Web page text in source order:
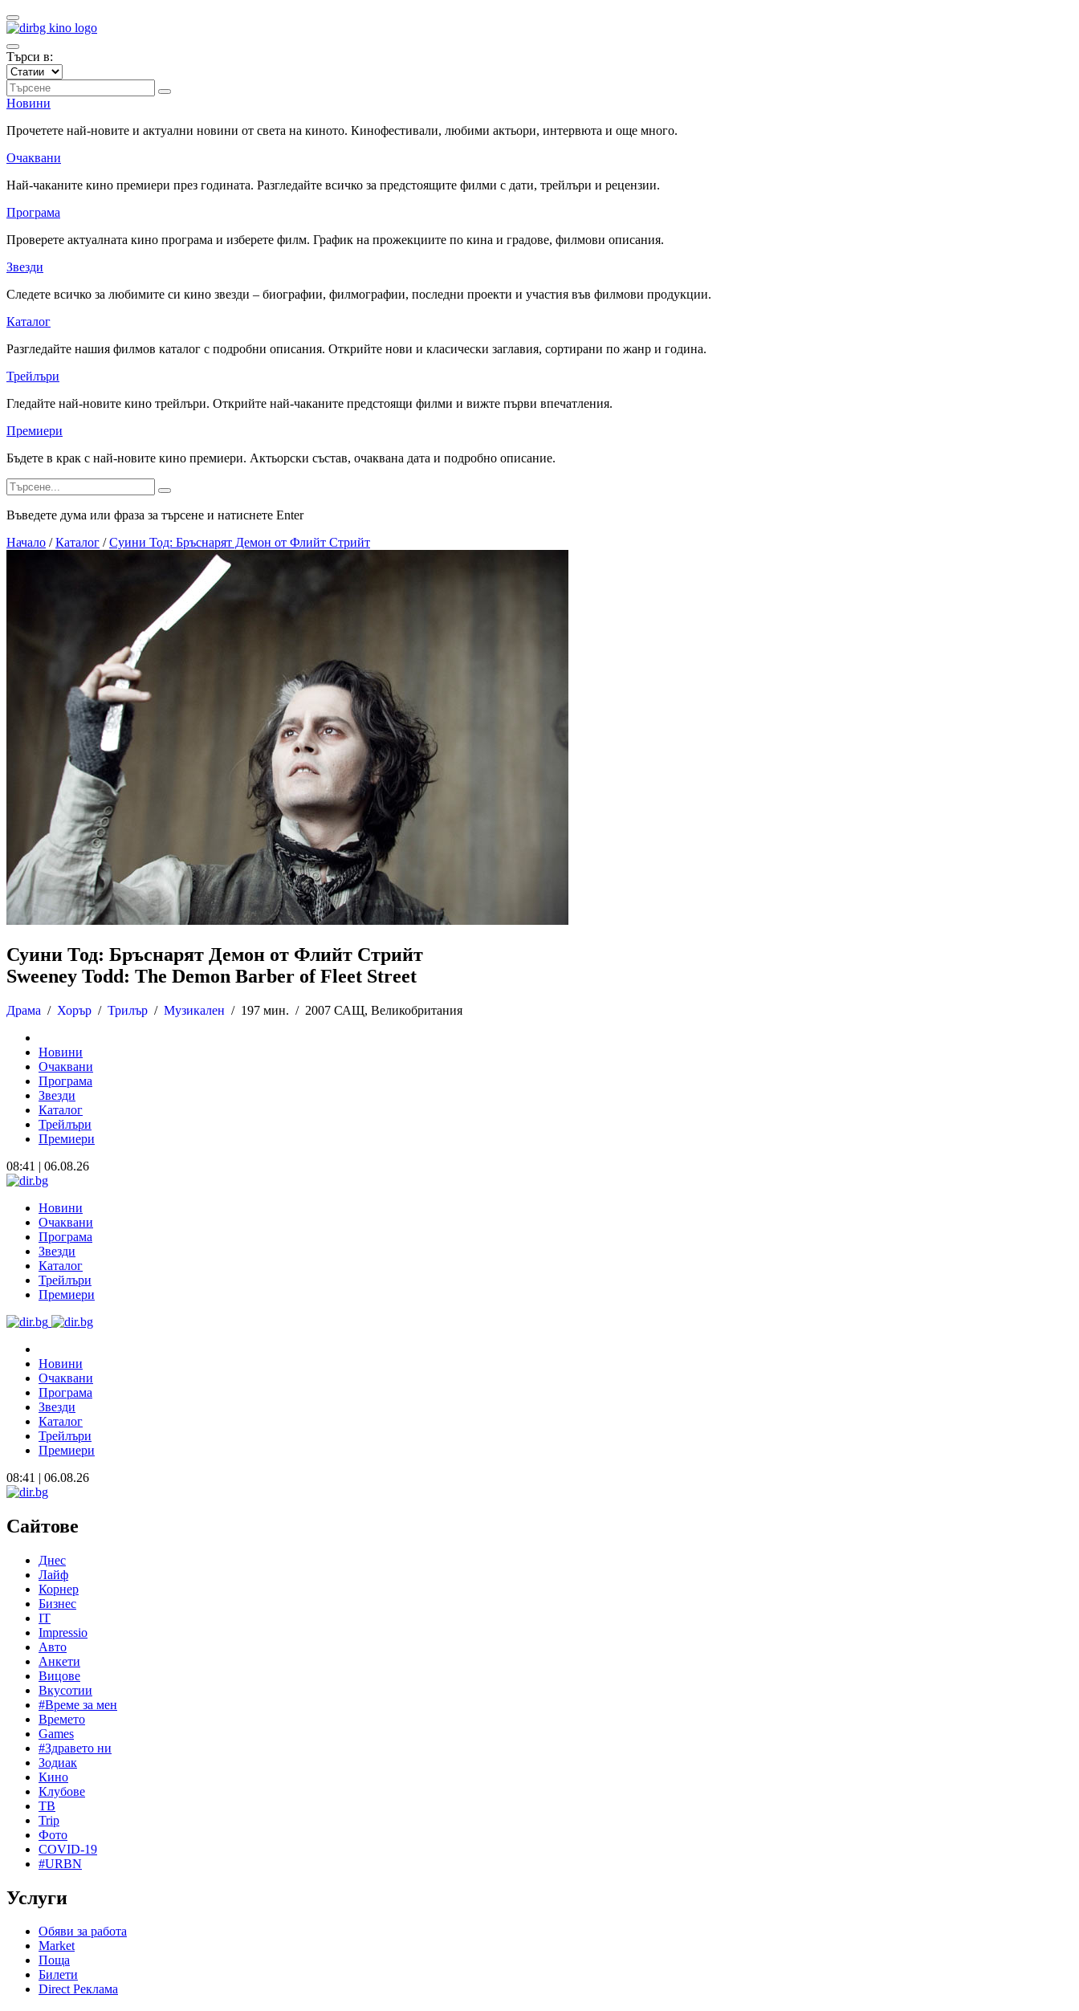
Търси в:
Новини
Прочетете най-новите и актуални новини от света на киното. Кинофестивали, любими актьори, интервюта и още много.
Очаквани
Най-чаканите кино премиери през годината. Разгледайте всичко за предстоящите филми с дати, трейлъри и рецензии.
Програма
Проверете актуалната кино програма и изберете филм. График на прожекциите по кина и градове, филмови описания.
Звезди
Следете всичко за любимите си кино звезди – биографии, филмографии, последни проекти и участия във филмови продукции.
Каталог
Разгледайте нашия филмов каталог с подробни описания. Открийте нови и класически заглавия, сортирани по жанр и година.
Трейлъри
Гледайте най-новите кино трейлъри. Открийте най-чаканите предстоящи филми и вижте първи впечатления.
Премиери
Бъдете в крак с най-новите кино премиери. Актьорски състав, очаквана дата и подробно описание.
Въведете дума или фраза за търсене и натиснете Enter
Начало / Каталог / Суини Тод: Бръснарят Демон от Флийт Стрийт
Суини Тод: Бръснарят Демон от Флийт Стрийт
Sweeney Todd: The Demon Barber of Fleet Street
Драма / Хорър / Трилър / Музикален / 197 мин. / 2007 САЩ, Великобритания
Новини
Очаквани
Програма
Звезди
Каталог
Трейлъри
Премиери
08:41 | 06.08.26
Новини
Очаквани
Програма
Звезди
Каталог
Трейлъри
Премиери
Новини
Очаквани
Програма
Звезди
Каталог
Трейлъри
Премиери
08:41 | 06.08.26
Сайтове
Днес
Лайф
Корнер
Бизнес
IT
Impressio
Авто
Анкети
Вицове
Вкусотии
#Време за мен
Времето
Games
#Здравето ни
Зодиак
Кино
Клубове
ТВ
Trip
Фото
COVID-19
#URBN
Услуги
Обяви за работа
Market
Поща
Билети
Direct Реклама